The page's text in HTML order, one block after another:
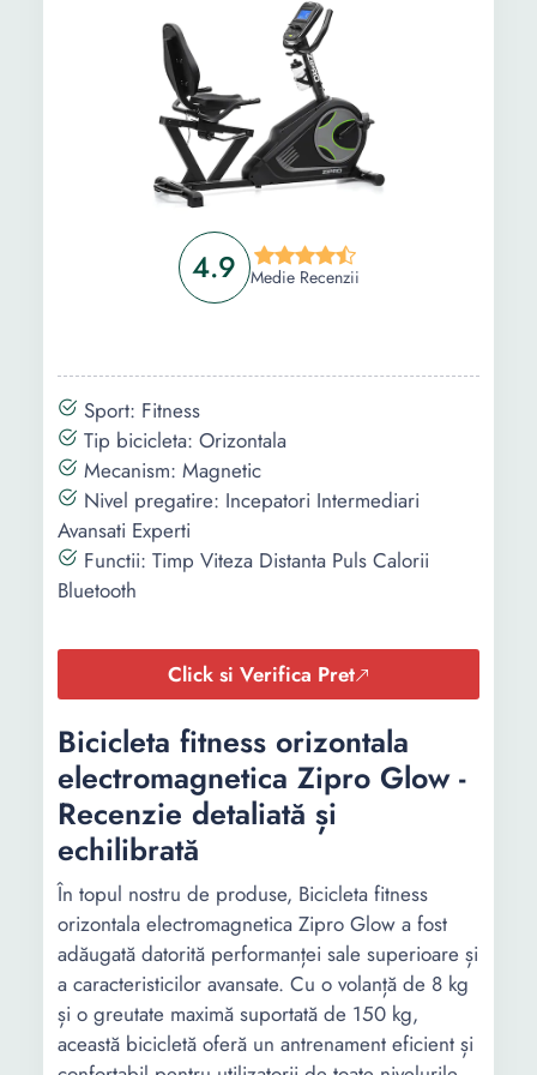
4.9 Medie Recenzii
Sport: Fitness
Tip bicicleta: Orizontala
Mecanism: Magnetic
Nivel pregatire: Incepatori Intermediari
Avansati Experti
Functii: Timp Viteza Distanta Puls Calorii
Bluetooth
Click si Verifica Pret
Bicicleta fitness orizontala
electromagnetica Zipro Glow -
Recenzie detaliată și
echilibrată
În topul nostru de produse, Bicicleta fitness
orizontala electromagnetica Zipro Glow a fost
adăugată datorită performanței sale superioare și
a caracteristicilor avansate. Cu o volanță de 8 kg
și o greutate maximă suportată de 150 kg,
această bicicletă oferă un antrenament eficient și
Intrebari Frecvente